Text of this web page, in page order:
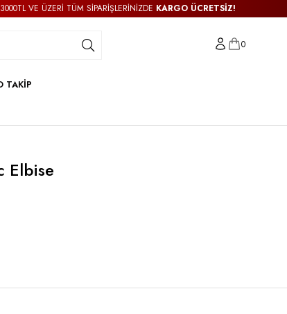
VE ÜZERİ TÜM SİPARİŞLERİNİZDEKARGO ÜCRETSİZ!
0
TAKİP
Elbise